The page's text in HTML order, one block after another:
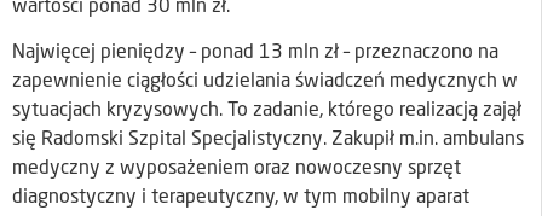
wartości ponad 30 mln zł.
Najwięcej pieniędzy – ponad 13 mln zł – przeznaczono na
zapewnienie ciągłości udzielania świadczeń medycznych w
sytuacjach kryzysowych. To zadanie, którego realizacją zajął
się Radomski Szpital Specjalistyczny. Zakupił m.in. ambulans
medyczny z wyposażeniem oraz nowoczesny sprzęt
diagnostyczny i terapeutyczny, w tym mobilny aparat